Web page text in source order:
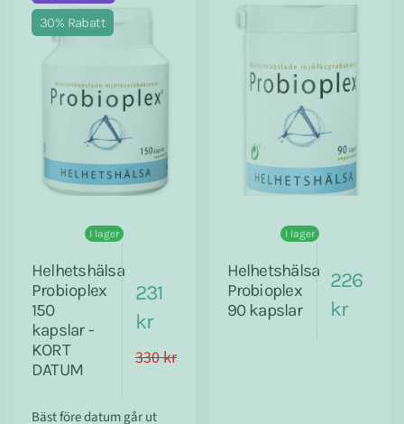
30% Rabatt
I lager
Helhetshälsa
Probioplex
150
kapslar -
KORT
DATUM
231
kr
330 kr
Bäst före datum går ut
I lager
Helhetshälsa
Probioplex
90 kapslar
226
kr